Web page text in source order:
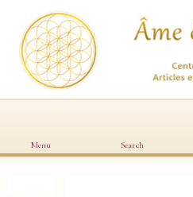
Menu Search